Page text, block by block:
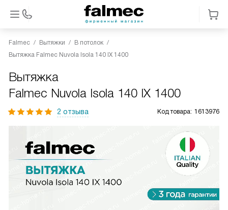
Falmec Вытяжки
В потолок
Вытяжка Falmec Nuvola Isola 140 IX 1400
Вытяжка
Falmec Nuvola Isola 140 IX 1400
2 отзыва Код товара: 1613976